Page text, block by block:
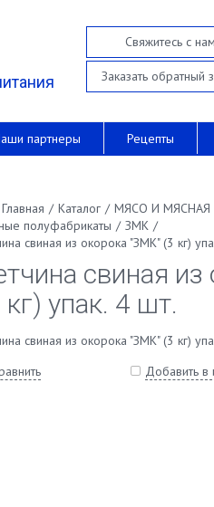
Свяжитесь с
Заказать обратный
партнеры Рецепты
Главная / Каталог / МЯСО И МЯСНАЯ
полуфабрикаты / ЗМК /
свиная из окорока "ЗМК" (3 кг)
свиная
кг) упак. 4 шт.
свиная из окорока "ЗМК" (3 кг)
Добавить в